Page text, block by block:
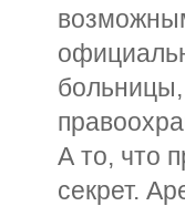
А то, что
секрет.